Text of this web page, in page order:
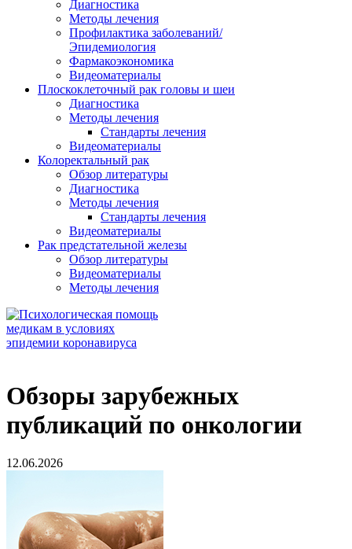
Диагностика
Методы лечения
Профилактика заболеваний/
Эпидемиология
Фармакоэкономика
Видеоматериалы
Плоскоклеточный рак головы и шеи
Диагностика
Методы лечения
Стандарты лечения
Видеоматериалы
Колоректальный рак
Обзор литературы
Диагностика
Методы лечения
Стандарты лечения
Видеоматериалы
Рак предстательной железы
Обзор литературы
Видеоматериалы
Методы лечения
Обзоры зарубежных
публикаций по онкологии
12.06.2026